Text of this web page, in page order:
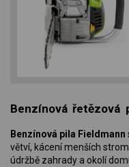
Benzínová řetězová
Benzínová pila Fieldmann
větví, kácení menších
údržbě zahrady a okolí